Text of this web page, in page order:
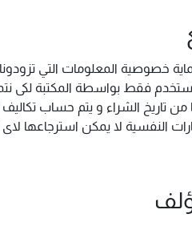
خصوصية المعلومات التي
فقط بواسطة المكتبة لكى
تاريخ الشراء و يتم حساب
النفسية لا يمكن